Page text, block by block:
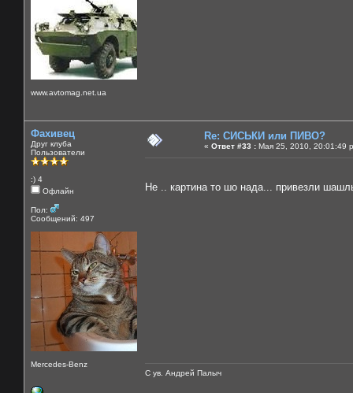
www.avtomag.net.ua
Фахивец
Друг клуба
Пользователи
:) 4
Офлайн
Пол:
Сообщений: 497
Mercedes-Benz
Re: СИСЬКИ или ПИВО?
« Ответ #33 : Мая 25, 2010, 20:01:49
Не .. картина то шо нада... привезли
С ув. Андрей Палыч